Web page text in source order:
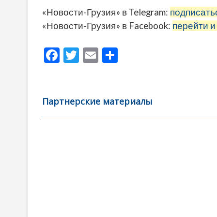
«Новости-Грузия» в Telegram:
«Новости-Грузия» в Facebook: перейти и
F
b
o
T
er
E
l
а
в
Партнерские материалы